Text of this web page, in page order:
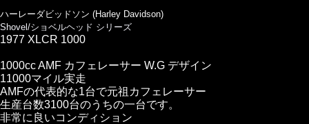
ハーレーダビッドソン (Harley Davidson)
Shovel/ショベルヘッド シリーズ
1977 XLCR 1000
1000cc AMF カフェレーサー W.G デザイン
11000マイル実走
AMFの代表的な1台で元祖カフェレーサー
生産台数3100台のうちの一台です。
非常に良いコンディション